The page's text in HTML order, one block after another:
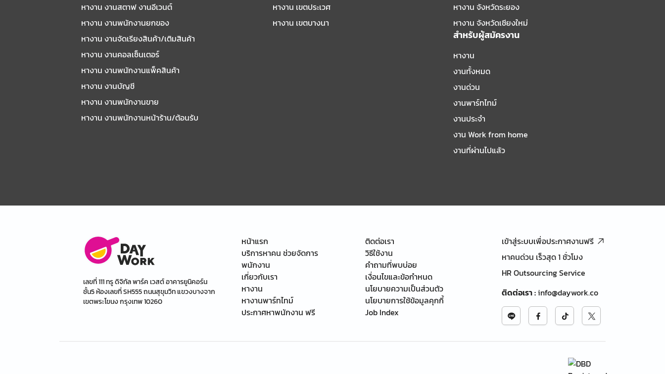
หางาน งานสตาฟ งานอีเวนต์
หางาน งานพนักงานยกของ
หางาน งานจัดเรียงสินค้า/เติมสินค้า
หางาน งานคอลเซ็นเตอร์
หางาน งานพนักงานแพ็คสินค้า
หางาน งานบัญชี
หางาน งานพนักงานขาย
หางาน งานพนักงานหน้าร้าน/ต้อนรับ
หางาน เขตประเวศ
หางาน เขตบางนา
หางาน จังหวัดระยอง
หางาน จังหวัดเชียงใหม่
สำหรับผู้สมัครงาน
หางาน
งานทั้งหมด
งานด่วน
งานพาร์ทไทม์
งานประจำ
งาน Work from home
งานที่ผ่านไปแล้ว
เลขที่ 111 ทรู ดิจิทัล พาร์ค เวสต์ อาคารยูนิคอร์น
ชั้น5 ห้องเลขที่ SH555 ถนนสุขุมวิท แขวงบางจาก
เขตพระโขนง กรุงเทพ 10260
หน้าแรก
บริการหาคน ช่วยจัดการ
พนักงาน
เกี่ยวกับเรา
หางาน
หางานพาร์ทไทม์
ประกาศหาพนักงาน ฟรี
ติดต่อเรา
วิธีใช้งาน
คำถามที่พบบ่อย
เงื่อนไขและข้อกำหนด
นโยบายความเป็นส่วนตัว
นโยบายการใช้ข้อมูลคุกกี้
Job Index
เข้าสู่ระบบเพื่อประกาศงานฟรี
หาคนด่วน เร็วสุด 1 ชั่วโมง
HR Outsourcing Service
ติดต่อเรา:info@daywork.co